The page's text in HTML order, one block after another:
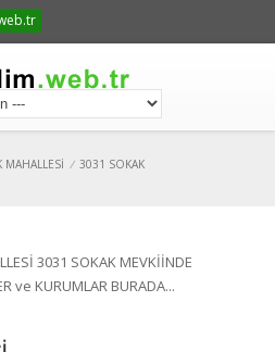
MAHALLESİ / 3031 SOKAK
3031 SOKAK MEVKİİNDE
ve KURUMLAR BURADA...